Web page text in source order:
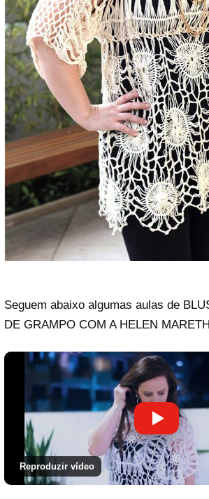
Seguem abaixo algumas aulas de
DE GRAMPO COM A HELEN MARETH
Reproduzir vídeo